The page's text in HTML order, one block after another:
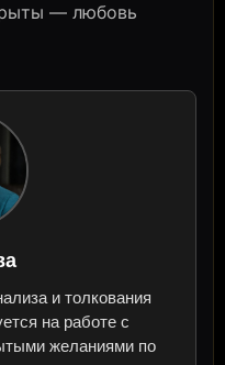
— любовь
и толкования
на работе с
желаниями по